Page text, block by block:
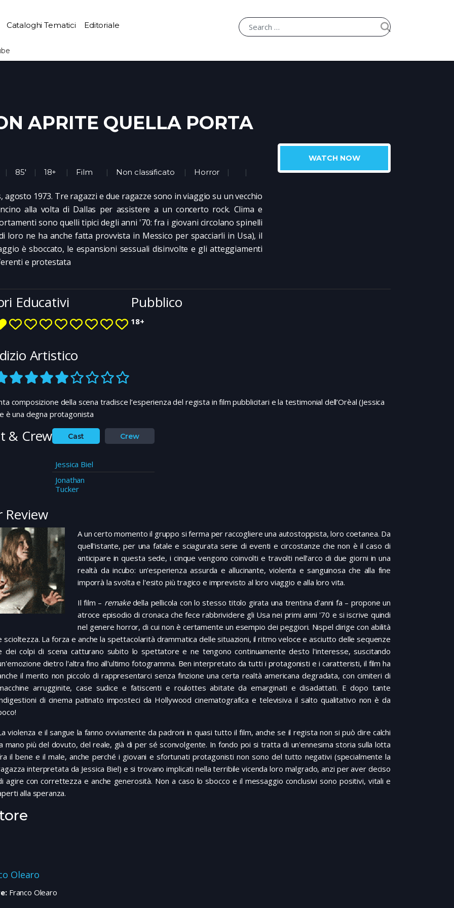
Cataloghi Tematici Editoriale
WATCH NOW
APRITE QUELLA PORTA
85' 18+ Film Non classificato Horror
agosto 1973. Tre ragazzi e due ragazze sono in viaggio su un vecchio
alla volta di Dallas per assistere a un concerto rock. Clima e
sono quelli tipici degli anni '70: fra i giovani circolano spinelli
loro ne ha anche fatta provvista in Messico per spacciarli in Usa), il
è sboccato, le espansioni sessuali disinvolte e gli atteggiamenti
e protestata
Educativi Pubblico
18+
Artistico
composizione della scena tradisce l’esperienza del regista in film pubblicitari e la testimonial dell’Orèal (Jessica
è una degna protagonista
& Crew Cast Crew
Jessica Biel
Jonathan
Tucker
Review
A un certo momento il gruppo si ferma per raccogliere una autostoppista, loro coetanea. Da
quell'istante, per una fatale e sciagurata serie di eventi e circostanze che non è il caso di
anticipare in questa sede, i cinque vengono coinvolti e travolti nell'arco di due giorni in una
realtà da incubo: un'esperienza assurda e allucinante, violenta e sanguinosa che alla fine
imporrà la svolta e l'esito più tragico e imprevisto al loro viaggio e alla loro vita.
Il film – remake della pellicola con lo stesso titolo girata una trentina d'anni fa – propone un
atroce episodio di cronaca che fece rabbrividere gli Usa nei primi anni '70 e si iscrive quindi
nel genere horror, di cui non è certamente un esempio dei peggiori. Nispel dirige con abilità
scioltezza. La forza e anche la spettacolarità drammatica delle situazioni, il ritmo veloce e asciutto delle sequenze
dei colpi di scena catturano subito lo spettatore e ne tengono continuamente desto l'interesse, suscitando
dietro l'altra fino all'ultimo fotogramma. Ben interpretato da tutti i protagonisti e i caratteristi, il film ha
il merito non piccolo di rappresentarci senza finzione una certa realtà americana degradata, con cimiteri di
arrugginite, case sudice e fatiscenti e roulottes abitate da emarginati e disadattati. E dopo tante
di cinema patinato imposteci da Hollywood cinematografica e televisiva il salto qualitativo non è da
violenza e il sangue la fanno ovviamente da padroni in quasi tutto il film, anche se il regista non si può dire calchi
mano più del dovuto, del reale, già di per sé sconvolgente. In fondo poi si tratta di un'ennesima storia sulla lotta
il bene e il male, anche perché i giovani e sfortunati protagonisti non sono del tutto negativi (specialmente la
interpretata da Jessica Biel) e si trovano implicati nella terribile vicenda loro malgrado, anzi per aver deciso
agire con correttezza e anche generosità. Non a caso lo sbocco e il messaggio conclusivi sono positivi, vitali e
alla speranza.
Olearo
Franco Olearo